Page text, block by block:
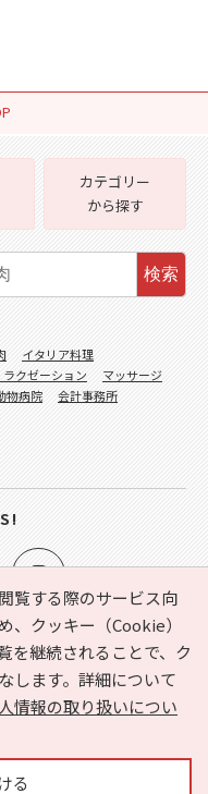
覧する際のサービス向
、クッキー（Cookie）
を継続されることで、ク
します。詳細について
情報の取り扱いについ
る
に入り
ヘルプ
いて
運営会社
お問い合わせ
カテゴリー
から探す
検索
イタリア料理
ラクゼーション
マッサージ
物病院
会計事務所